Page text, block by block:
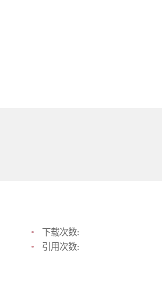
下载次数:
引用次数: